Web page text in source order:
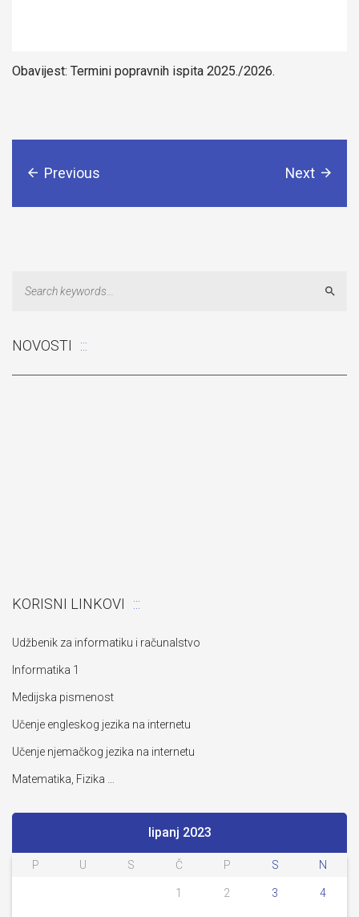
Obavijest: Termini popravnih ispita 2025./2026.
Previous Next
NOVOSTI
KORISNI LINKOVI
Udžbenik za informatiku i računalstvo
Informatika 1
Medijska pismenost
Učenje engleskog jezika na internetu
Učenje njemačkog jezika na internetu
Matematika, Fizika …
lipanj 2023
P U S Č P S N
1 2 3 4